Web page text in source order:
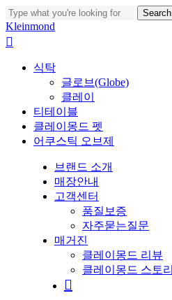
Skip
to
main
content
Search
Close
Search
Kleinmond
식탁
글로브(Globe)
클레이
티테이블
클레이몽드 펫
어쿠스틱 오브제
브랜드 소개
매장안내
고객센터
품질보증
자주묻는질문
매거진
클레이몽드 리뷰
클레이몽드 스토리